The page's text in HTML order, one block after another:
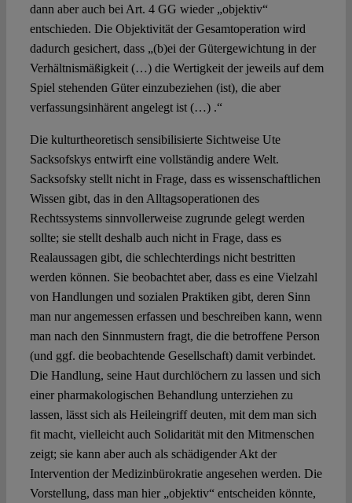
dann aber auch bei Art. 4 GG wieder „objektiv“
entschieden. Die Objektivität der Gesamtoperation wird
dadurch gesichert, dass „(b)ei der Gütergewichtung in der
Verhältnismäßigkeit (…) die Wertigkeit der jeweils auf dem
Spiel stehenden Güter einzubeziehen (ist), die aber
verfassungsinhärent angelegt ist (…) .“
Die kulturtheoretisch sensibilisierte Sichtweise Ute
Sacksofskys entwirft eine vollständig andere Welt.
Sacksofsky stellt nicht in Frage, dass es wissenschaftlichen
Wissen gibt, das in den Alltagsoperationen des
Rechtssystems sinnvollerweise zugrunde gelegt werden
sollte; sie stellt deshalb auch nicht in Frage, dass es
Realaussagen gibt, die schlechterdings nicht bestritten
werden können. Sie beobachtet aber, dass es eine Vielzahl
von Handlungen und sozialen Praktiken gibt, deren Sinn
man nur angemessen erfassen und beschreiben kann, wenn
man nach den Sinnmustern fragt, die die betroffene Person
(und ggf. die beobachtende Gesellschaft) damit verbindet.
Die Handlung, seine Haut durchlöchern zu lassen und sich
einer pharmakologischen Behandlung unterziehen zu
lassen, lässt sich als Heileingriff deuten, mit dem man sich
fit macht, vielleicht auch Solidarität mit den Mitmenschen
zeigt; sie kann aber auch als schädigender Akt der
Intervention der Medizinbürokratie angesehen werden. Die
Vorstellung, dass man hier „objektiv“ entscheiden könnte,